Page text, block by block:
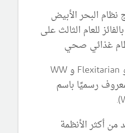
نظام البحر الأبيض
للعام الثالث على
غذائي صحي
تلاه نظام DASH و Flexitarian و WW
رسميًا باسم
من أكثر الأنظمة